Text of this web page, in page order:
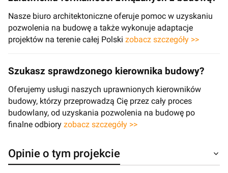
Nasze biuro architektoniczne oferuje pomoc w uzyskaniu
pozwolenia na budowę a także wykonuje adaptacje
projektów na terenie całej Polski zobacz szczegóły >>
Szukasz sprawdzonego kierownika budowy?
Oferujemy usługi naszych uprawnionych kierowników
budowy, którzy przeprowadzą Cię przez cały proces
budowlany, od uzyskania pozwolenia na budowę po
finalne odbiory zobacz szczegóły >>
Opinie o tym projekcie